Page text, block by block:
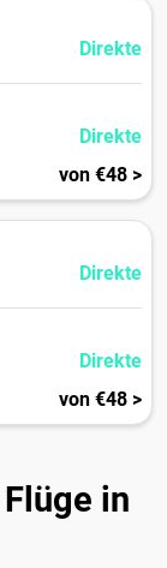
Direkte
Direkte
von €48 >
Direkte
Direkte
von €48 >
in